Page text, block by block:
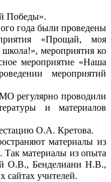
Победы».
года были проведены
«Прощай, моя
мероприятия ко
мероприятие «Наша
мероприятий
проводили
и материалов
О.А. Кретова.
материалы из
Так материалы из опыта
О.В., Бенделиани Н.В.,
учителей.